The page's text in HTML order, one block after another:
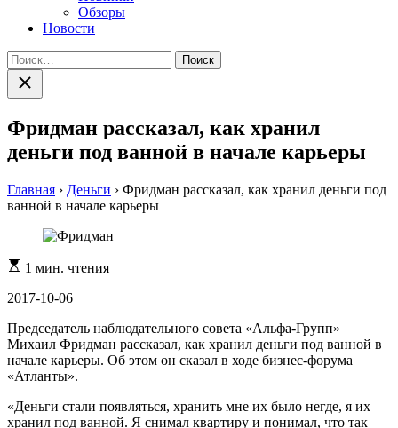
Обзоры
Новости
Найти:
Закрыть
поиск
Фридман рассказал, как хранил
деньги под ванной в начале карьеры
Главная › Деньги › Фридман рассказал, как хранил деньги под
ванной в начале карьеры
Расчетное
чтения
1 мин. чтения
2017-10-06
Председатель наблюдательного совета «Альфа-Групп»
Михаил Фридман рассказал, как хранил деньги под ванной в
начале карьеры. Об этом он сказал в ходе бизнес-форума
«Атланты».
«Деньги стали появляться, хранить мне их было негде, я их
хранил под ванной. Я снимал квартиру и понимал, что так